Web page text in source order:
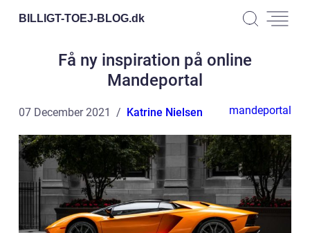
BILLIGT-TOEJ-BLOG.dk
Få ny inspiration på online
Mandeportal
07 December 2021 Katrine Nielsen mandeportal